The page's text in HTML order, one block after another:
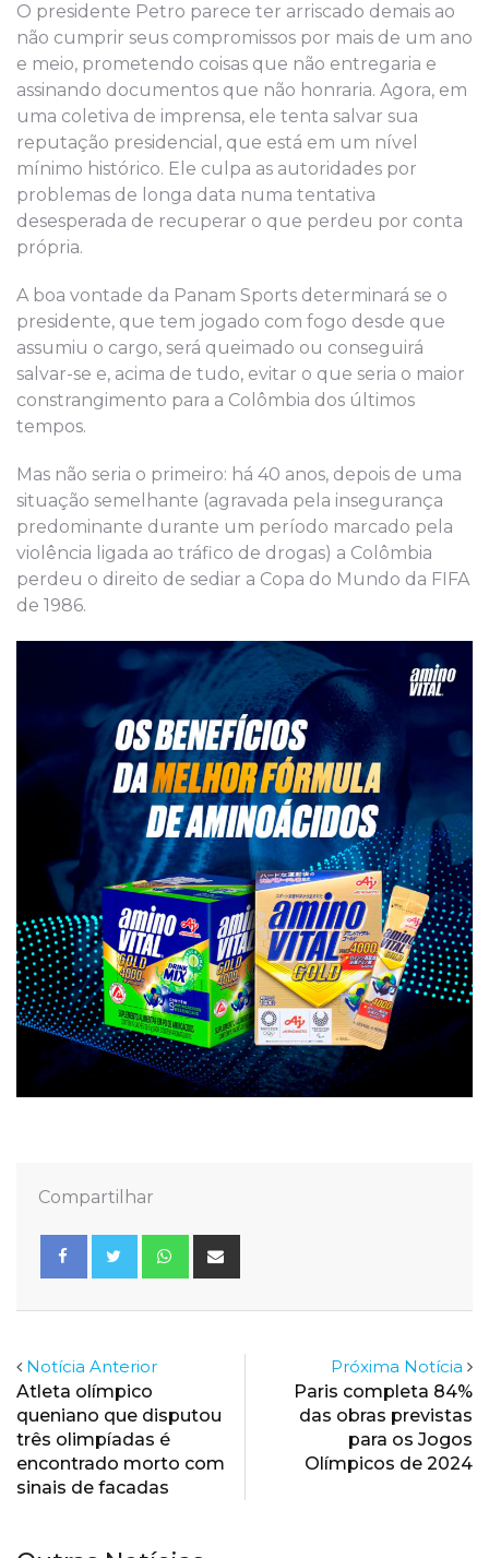
O presidente Petro parece ter arriscado demais ao
não cumprir seus compromissos por mais de um ano
e meio, prometendo coisas que não entregaria e
assinando documentos que não honraria. Agora, em
uma coletiva de imprensa, ele tenta salvar sua
reputação presidencial, que está em um nível
mínimo histórico. Ele culpa as autoridades por
problemas de longa data numa tentativa
desesperada de recuperar o que perdeu por conta
própria.
A boa vontade da Panam Sports determinará se o
presidente, que tem jogado com fogo desde que
assumiu o cargo, será queimado ou conseguirá
salvar-se e, acima de tudo, evitar o que seria o maior
constrangimento para a Colômbia dos últimos
tempos.
Mas não seria o primeiro: há 40 anos, depois de uma
situação semelhante (agravada pela insegurança
predominante durante um período marcado pela
violência ligada ao tráfico de drogas) a Colômbia
perdeu o direito de sediar a Copa do Mundo da FIFA
de 1986.
Compartilhar
Whatsapp
Notícia Anterior
Atleta olímpico
queniano que disputou
três olimpíadas é
encontrado morto com
sinais de facadas
Próxima Notícia
Paris completa 84%
das obras previstas
para os Jogos
Olímpicos de 2024